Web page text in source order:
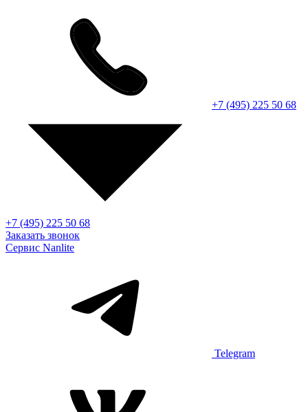
+7 (495) 225 50 68
+7 (495) 225 50 68
Заказать звонок
Сервис Nanlite
Telegram